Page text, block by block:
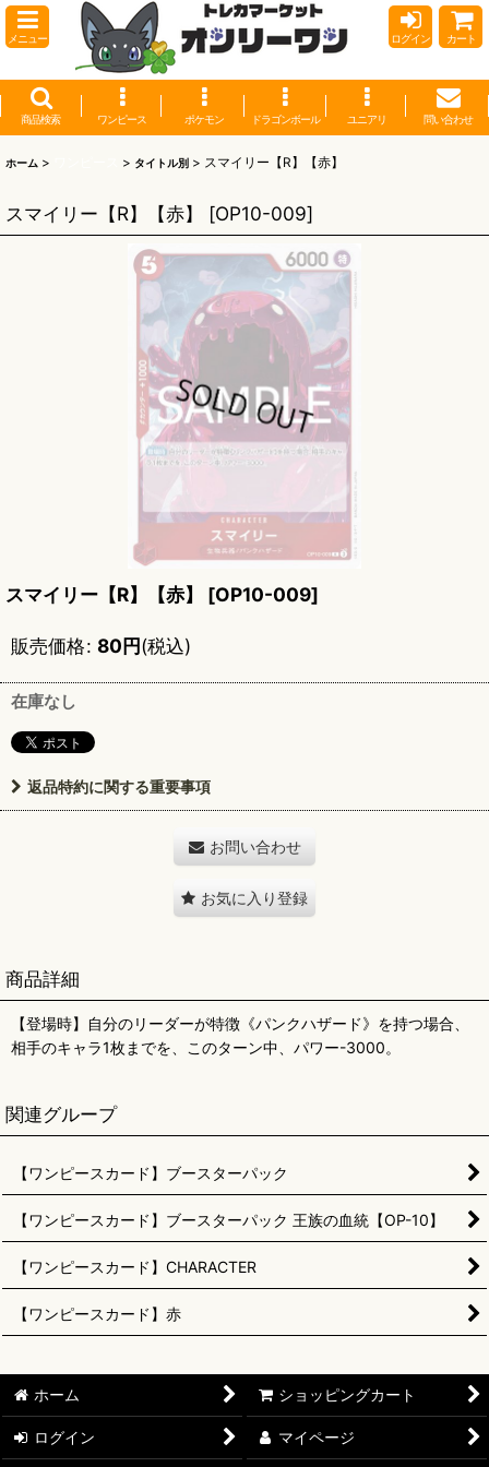
メニュー ログイン カート
商品検索 ワンピース ポケモン ドラゴンボール ユニアリ 問い合わせ
ホーム > > タイトル別 > スマイリー【R】【赤】
スマイリー【R】【赤】 [OP10-009]
スマイリー【R】【赤】 [OP10-009]
販売価格: 80円(税込)
在庫なし
返品特約に関する重要事項
お問い合わせ
お気に入り登録
商品詳細
【登場時】自分のリーダーが特徴《パンクハザード》を持つ場合、
相手のキャラ1枚までを、このターン中、パワー-3000。
関連グループ
【ワンピースカード】ブースターパック
【ワンピースカード】ブースターパック 王族の血統【OP-10】
【ワンピースカード】CHARACTER
【ワンピースカード】赤
ホーム ショッピングカート
ログイン マイページ